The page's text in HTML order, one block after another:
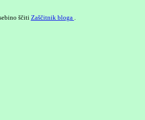
ščitiZaščitnik bloga .